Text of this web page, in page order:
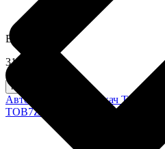
В наявності
310,0 грн
Купити
Автоматичний вимикач TOMZN
TOB7Z-63